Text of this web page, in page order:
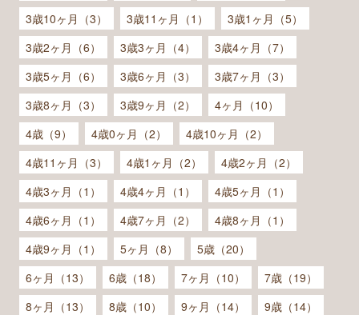
3歳10ヶ月（3）
3歳11ヶ月（1）
3歳1ヶ月（5）
3歳2ヶ月（6）
3歳3ヶ月（4）
3歳4ヶ月（7）
3歳5ヶ月（6）
3歳6ヶ月（3）
3歳7ヶ月（3）
3歳8ヶ月（3）
3歳9ヶ月（2）
4ヶ月（10）
4歳（9）
4歳0ヶ月（2）
4歳10ヶ月（2）
4歳11ヶ月（3）
4歳1ヶ月（2）
4歳2ヶ月（2）
4歳3ヶ月（1）
4歳4ヶ月（1）
4歳5ヶ月（1）
4歳6ヶ月（1）
4歳7ヶ月（2）
4歳8ヶ月（1）
4歳9ヶ月（1）
5ヶ月（8）
5歳（20）
6ヶ月（13）
6歳（18） 7ヶ月（10）
7歳（19）
8ヶ月（13）
8歳（10） 9ヶ月（14）
9歳（14）